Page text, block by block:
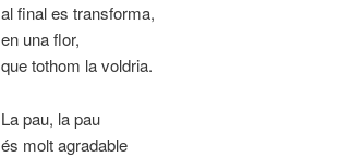
al final es transforma,
en una flor,
que tothom la voldria.
La pau, la pau
és molt agradable